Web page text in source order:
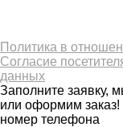
Политика в
Согласие
данных
Заполните заявку,
или оформим заказ!
номер телефона